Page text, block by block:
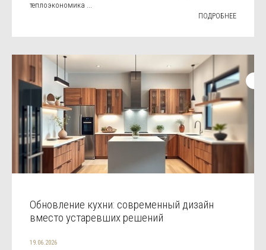
теплоэкономика ...
ПОДРОБНЕЕ
Обновление кухни: современный дизайн
вместо устаревших решений
19.06.2026